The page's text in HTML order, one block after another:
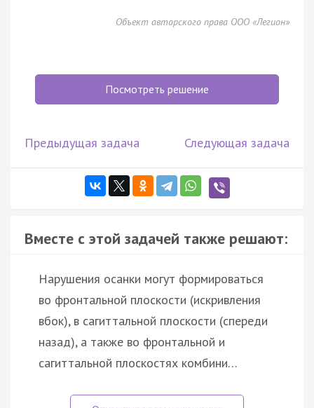
Объект авторского права ООО «Легион»
Посмотреть решение
Предыдущая задача Следующая задача
Вместе с этой задачей также решают:
Нарушения осанки могут формироваться
во фронтальной плоскости (искривления
вбок), в сагиттальной плоскости (спереди
назад), а также во фронтальной и
сагиттальной плоскостях комбини…